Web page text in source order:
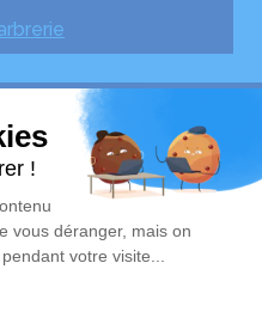
– 91230 – Montgeron
utiles
Avis de décès